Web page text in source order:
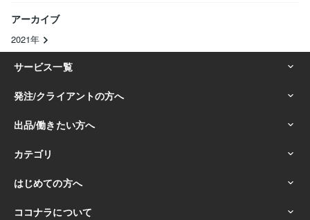
アーカイブ
2021年